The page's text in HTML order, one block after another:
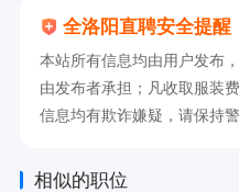
全洛阳直聘安全提醒
本站所有信息均由用户发布
由发布者承担；凡收取服装
信息均有欺诈嫌疑，请保持
相似的职位